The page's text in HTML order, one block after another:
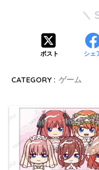
ポスト シェ
CATEGORY : ゲーム